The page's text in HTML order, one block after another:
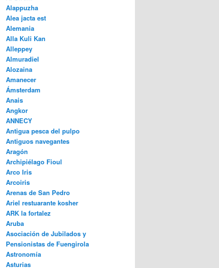
Alappuzha
Alea jacta est
Alemania
Alla Kuli Kan
Alleppey
Almuradiel
Alozaina
Amanecer
Ámsterdam
Anais
Angkor
ANNECY
Antigua pesca del pulpo
Antiguos navegantes
Aragón
Archipiélago Fioul
Arco Iris
Arcoiris
Arenas de San Pedro
Ariel restuarante kosher
ARK la fortalez
Aruba
Asociación de Jubilados y
Pensionistas de Fuengirola
Astronomía
Asturias